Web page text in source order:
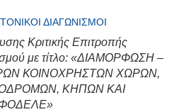
ΔΙΑΓΩΝΙΣΜΟΊ
Κριτικής Επιτροπής
με τίτλο: «ΔΙΑΜΟΡΦΩΣΗ –
ΚΟΙΝΟΧΡΗΣΤΩΝ ΧΩΡΩΝ,
ΚΗΠΩΝ ΚΑΙ